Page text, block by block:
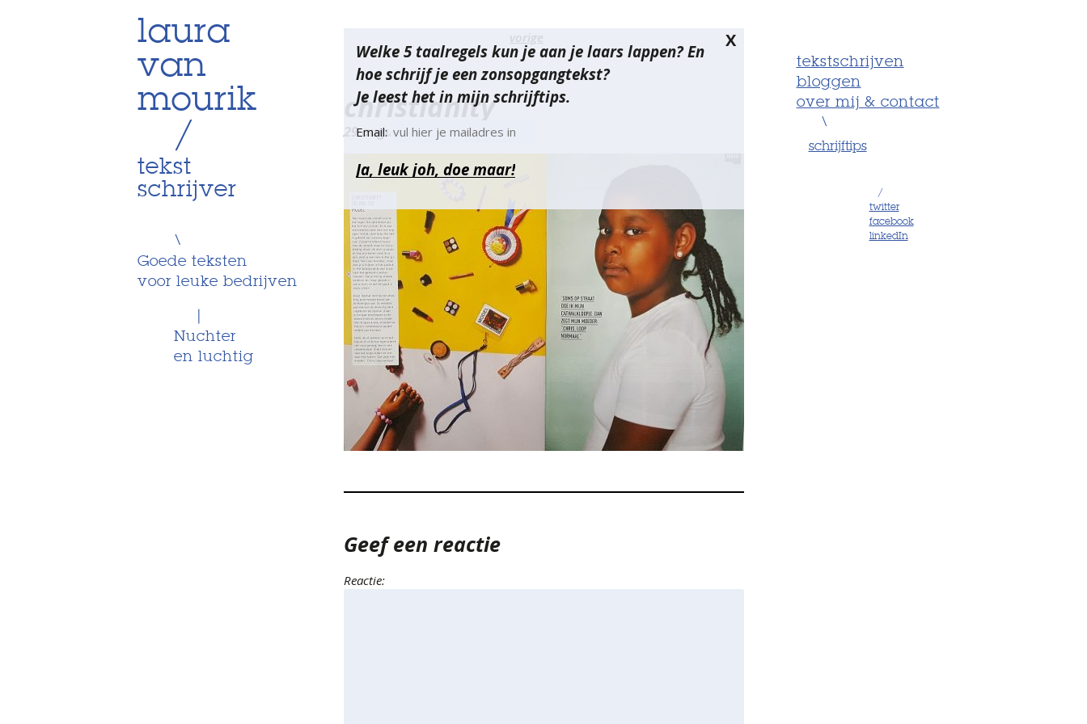
Skip
to
content
laura
van
mourik
/
tekst
schrijver
\
Goede teksten
voor leuke bedrijven
Nuchter
en luchtig
tekstschrijven
bloggen
over mij & contact
\
schrijftips
/
twitter
facebook
linkedIn
X
Welke 5 taalregels kun je aan je laars lappen? En
hoe schrijf je een zonsopgangtekst?
Je leest het in mijn schrijftips.
Email:
Bericht
navigatie
vorige
christianity
29 augustus 2017
Geef een reactie
Reactie: